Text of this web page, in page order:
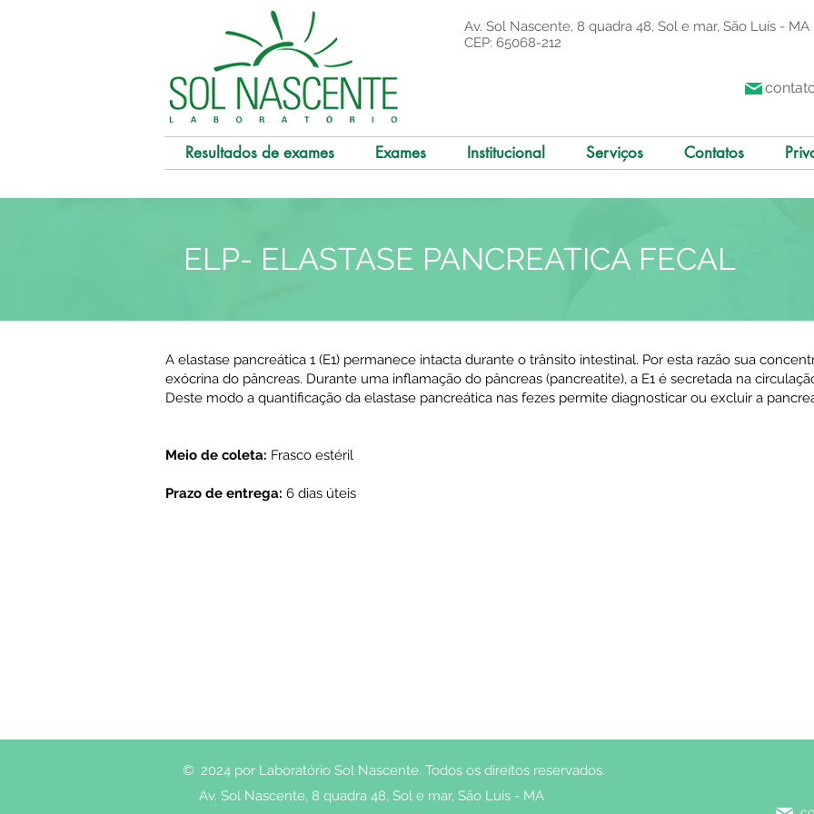
Av. Sol Nascente, 8 quadra 48, Sol e mar, São Luís - MA
CEP: 65068-212
Resultados de exames Exames Institucional Serviços Contatos
ELP- ELASTASE PANCREATICA FECAL
A elastase pancreática 1 (E1) permanece intacta durante o trânsito intestinal. Por esta razão sua
exócrina do pâncreas. Durante uma inflamação do pâncreas (pancreatite), a E1 é secretada na
Deste modo a quantificação da elastase pancreática nas fezes permite diagnosticar ou excluir a
Meio de coleta: Frasco estéril
Prazo de entrega: 6 dias úteis
© 2024 por Laboratório Sol Nascente. Todos os direitos reservados.
Av. Sol Nascente, 8 quadra 48, Sol e mar, São Luís - MA